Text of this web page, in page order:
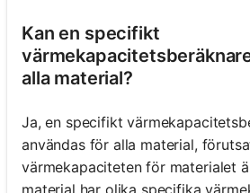
Kan en specifikt
alla material?
Ja, en specifikt
användas för alla material,
värmekapaciteten för materialet